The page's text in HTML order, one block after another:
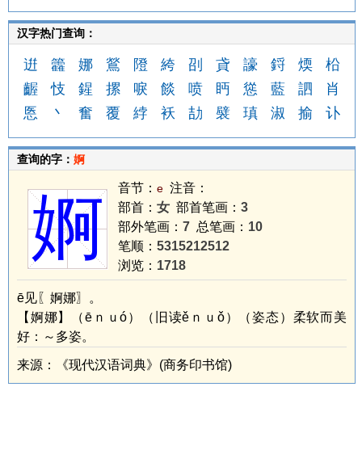
汉字热门查询：
逬 籱 娜 鶑 隥 絝 刟 貣 譹 鋝 煗
柗
齷
忮 鍟 摞 唳 餤 喷 眄 慫 藍 訵
肖
悘
丶 奮 覆 綍 袄 劼 襞 瑱 淑 揄 讣
查询的字： 婀
婀 音节： e 注音：
部首： 女 部首笔画： 3
部外笔画： 7 总笔画： 10
笔顺： 5315212512
浏览： 1718
ē见〖婀娜〗。
【婀娜】（ēｎｕó）（旧读ěｎｕǒ）（姿态）柔软而美
好：～多姿。
来源：《现代汉语词典》(商务印书馆)